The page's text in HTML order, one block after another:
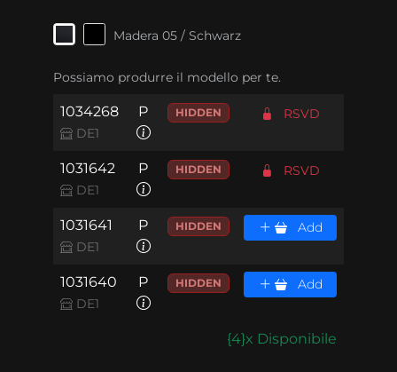
Madera 05 / Schwarz
Possiamo produrre il modello per te.
1034268
DE1
P HIDDEN RSVD
1031642
DE1
P HIDDEN RSVD
1031641
DE1
P HIDDEN Add
1031640
DE1
P HIDDEN Add
{4}x Disponibile